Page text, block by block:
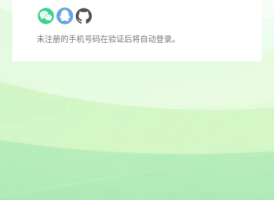
未注册的手机号码在验证后将自动登录。